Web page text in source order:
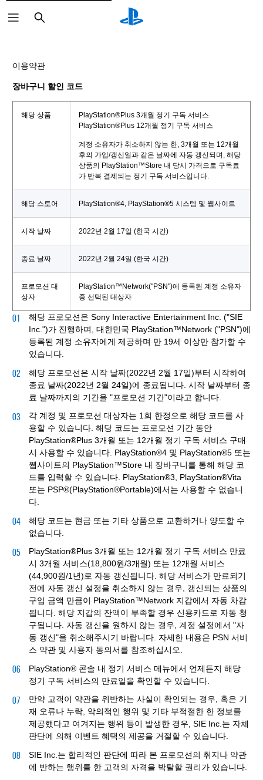
검
색
이용약관
장바구니 할인 코드
해당 상품
PlayStation®Plus 3개월 정기 구독 서비스
PlayStation®Plus 12개월 정기 구독 서비스
계정 소유자가 취소하지 않는 한, 3개월 또는 12개월
후의 가입/갱신일과 같은 날짜에 자동 갱신되며, 해당
상품의 PlayStation™Store 내 당시 가격으로 구독료
가 반복 결제되는 정기 구독 서비스입니다.
해당 스토어 PlayStation®4, PlayStation®5 시스템 및 웹사이트
시작 날짜 2022년 2월 17일 (한국 시간)
종료 날짜 2022년 2월 24일 (한국 시간)
프로모션 대
상자
PlayStation™Network("PSN")에 등록된 계정 소유자
중 선택된 대상자
해당 프로모션은 Sony Interactive Entertainment Inc. ("SIE
Inc.")가 진행하며, 대한민국 PlayStation™Network ("PSN")에
등록된 계정 소유자에게 제공하며 만 19세 이상만 참가할 수
있습니다.
해당 프로모션은 시작 날짜(2022년 2월 17일)부터 시작하여
종료 날짜(2022년 2월 24일)에 종료됩니다. 시작 날짜부터 종
료 날짜까지의 기간을 "프로모션 기간"이라고 합니다.
각 계정 및 프로모션 대상자는 1회 한정으로 해당 코드를 사
용할 수 있습니다. 해당 코드는 프로모션 기간 동안
PlayStation®Plus 3개월 또는 12개월 정기 구독 서비스 구매
시 사용할 수 있습니다. PlayStation®4 및 PlayStation®5 또는
웹사이트의 PlayStation™Store 내 장바구니를 통해 해당 코
드를 입력할 수 있습니다. PlayStation®3, PlayStation®Vita
또는 PSP®(PlayStation®Portable)에서는 사용할 수 없습니
다.
해당 코드는 현금 또는 기타 상품으로 교환하거나 양도할 수
없습니다.
PlayStation®Plus 3개월 또는 12개월 정기 구독 서비스 만료
시 3개월 서비스(18,800원/3개월) 또는 12개월 서비스
(44,900원/1년)로 자동 갱신됩니다. 해당 서비스가 만료되기
전에 자동 갱신 설정을 취소하지 않는 경우, 갱신되는 상품의
구입 금액 만큼이 PlayStation™Network 지갑에서 자동 차감
됩니다. 해당 지갑의 잔액이 부족할 경우 신용카드로 자동 청
구됩니다. 자동 갱신을 원하지 않는 경우, 계정 설정에서 "자
동 갱신"을 취소해주시기 바랍니다. 자세한 내용은 PSN 서비
스 약관 및 사용자 동의서를 참조하십시오.
PlayStation® 콘솔 내 정기 서비스 메뉴에서 언제든지 해당
정기 구독 서비스의 만료일을 확인할 수 있습니다.
만약 고객이 약관을 위반하는 사실이 확인되는 경우, 혹은 기
재 오류나 누락, 악의적인 행위 및 기타 부적절한 한 정보를
제공했다고 여겨지는 행위 등이 발생한 경우, SIE Inc.는 자체
판단에 의해 이벤트 혜택의 제공을 거절할 수 있습니다.
SIE Inc.는 합리적인 판단에 따라 본 프로모션의 취지나 약관
에 반하는 행위를 한 고객의 자격을 박탈할 권리가 있습니다.